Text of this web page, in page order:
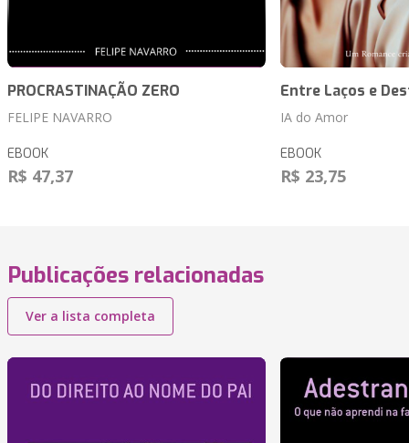
PROCRASTINAÇÃO ZERO
FELIPE NAVARRO
EBOOK
R$ 47,37
Entre Laços e
IA do Amor
EBOOK
R$ 23,75
Publicações relacionadas
Ver a lista completa